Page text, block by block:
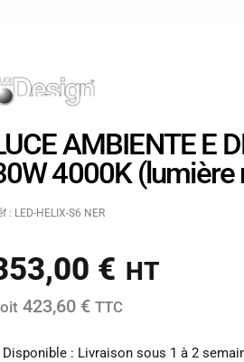
AMBIENTE E
4000K (lumière
: LED-HELIX-S6 NER
€ HT
423,60 € TTC
Disponible : Livraison sous 1 à 2